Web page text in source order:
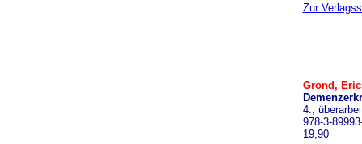
Zur
Grond,
4.,
978-3-
19,90